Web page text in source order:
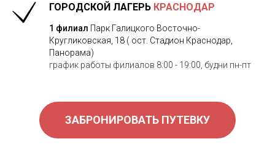
ГОРОДСКОЙ ЛАГЕРЬ КРАСНОДАР
1 филиал Парк Галицкого Восточно-
Кругликовская, 18 ( ост. Стадион Краснодар,
Панорама)
график работы филиалов 8:00 - 19:00, будни пн-пт
ЗАБРОНИРОВАТЬ ПУТЕВКУ